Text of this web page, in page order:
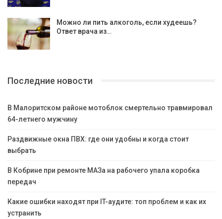
Можно ли пить алкоголь, если худеешь?
Ответ врача из…
Последние новости
В Малоритском районе мотоблок смертельно травмировал
64-летнего мужчину
Раздвижные окна ПВХ: где они удобны и когда стоит
выбрать
В Кобрине при ремонте МАЗа на рабочего упала коробка
передач
Какие ошибки находят при IT-аудите: топ проблем и как их
устранить